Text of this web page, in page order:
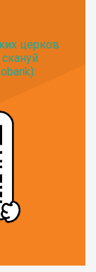
церков
скануй